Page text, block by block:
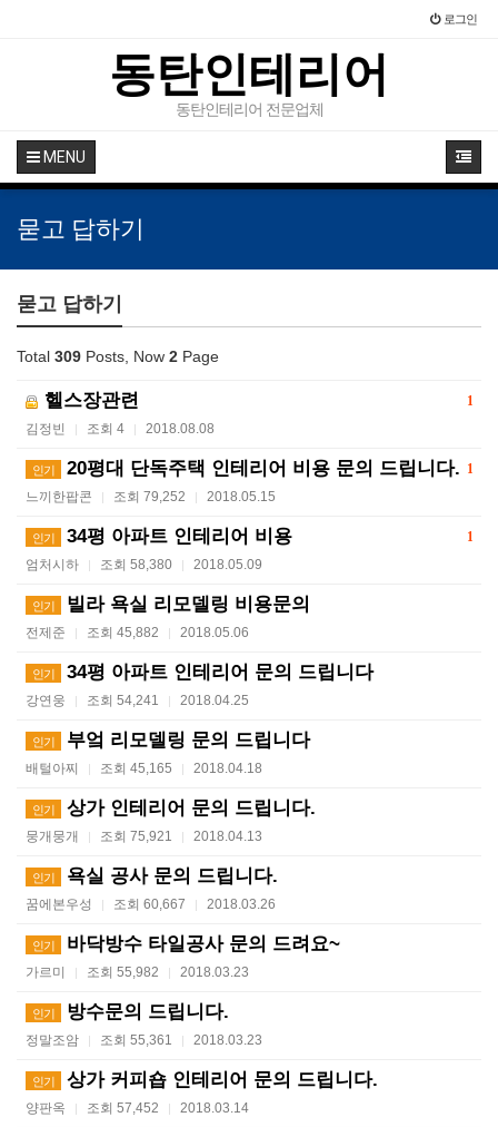
로그인
동탄인테리어
동탄인테리어 전문업체
MENU
묻고 답하기
묻고 답하기
Total 309 Posts, Now 2 Page
1
헬스장관련
김정빈 | 조회 4 | 2018.08.08
1
인기 20평대 단독주택 인테리어 비용 문의 드립니다.
느끼한팝콘 | 조회 79,252 | 2018.05.15
1
인기 34평 아파트 인테리어 비용
엄처시하 | 조회 58,380 | 2018.05.09
인기 빌라 욕실 리모델링 비용문의
전제준 | 조회 45,882 | 2018.05.06
인기 34평 아파트 인테리어 문의 드립니다
강연웅 | 조회 54,241 | 2018.04.25
인기 부엌 리모델링 문의 드립니다
배털아찌 | 조회 45,165 | 2018.04.18
인기 상가 인테리어 문의 드립니다.
뭉개뭉개 | 조회 75,921 | 2018.04.13
인기 욕실 공사 문의 드립니다.
꿈에본우성 | 조회 60,667 | 2018.03.26
인기 바닥방수 타일공사 문의 드려요~
가르미 | 조회 55,982 | 2018.03.23
인기 방수문의 드립니다.
정말조암 | 조회 55,361 | 2018.03.23
인기 상가 커피숍 인테리어 문의 드립니다.
양판옥 | 조회 57,452 | 2018.03.14